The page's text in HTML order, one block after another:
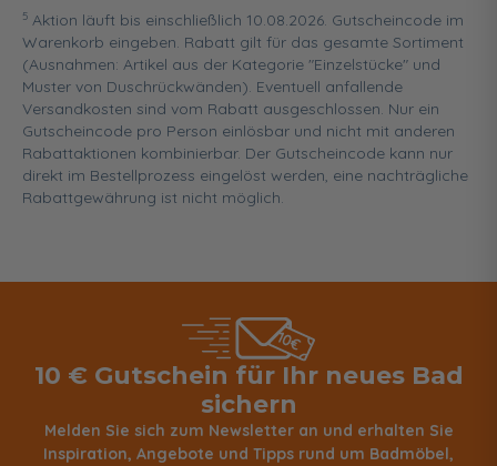
5 Aktion läuft bis einschließlich 10.08.2026. Gutscheincode im
Warenkorb eingeben. Rabatt gilt für das gesamte Sortiment
(Ausnahmen: Artikel aus der Kategorie "Einzelstücke" und
Muster von Duschrückwänden). Eventuell anfallende
Versandkosten sind vom Rabatt ausgeschlossen. Nur ein
Gutscheincode pro Person einlösbar und nicht mit anderen
Rabattaktionen kombinierbar. Der Gutscheincode kann nur
direkt im Bestellprozess eingelöst werden, eine nachträgliche
Rabattgewährung ist nicht möglich.
10 € Gutschein für Ihr neues Bad
sichern
Melden Sie sich zum Newsletter an und erhalten Sie
Inspiration, Angebote und Tipps rund um Badmöbel,